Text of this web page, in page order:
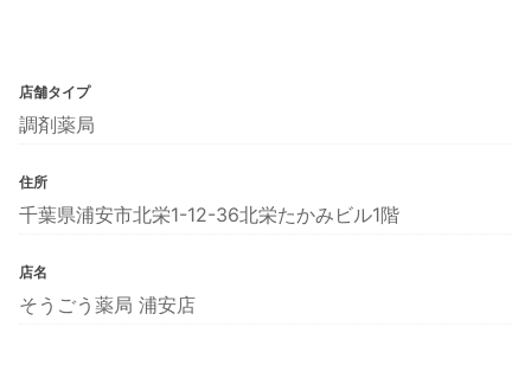
店舗タイプ
調剤薬局
住所
千葉県浦安市北栄1-12-36北栄たかみビル1階
店名
そうごう薬局 浦安店